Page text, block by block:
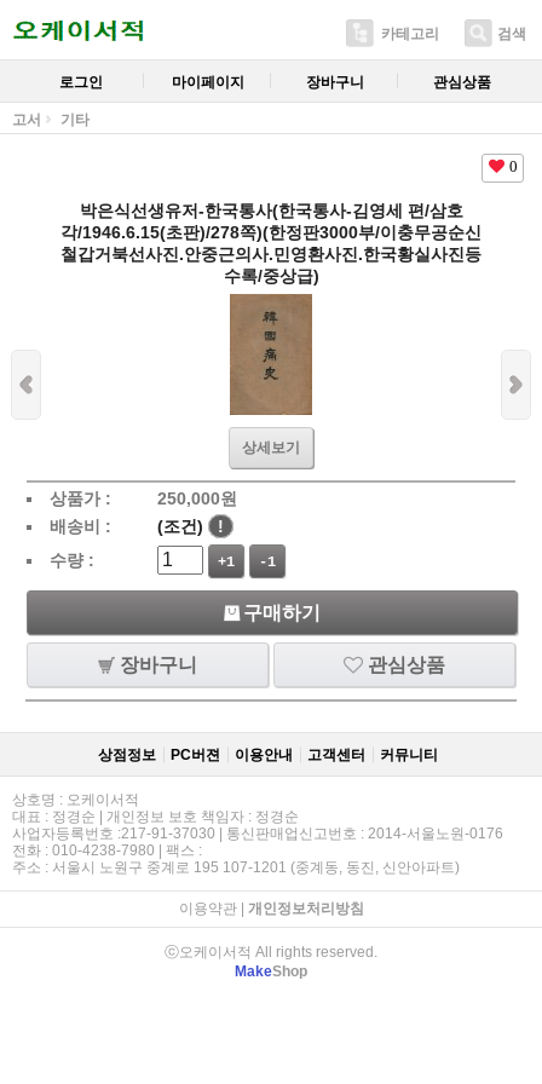
카테고리 검색
로그인 마이페이지 장바구니 관심상품
고서 기타
0
박은식선생유저-한국통사(한국통사-김영세 편/삼호
각/1946.6.15(초판)/278쪽)(한정판3000부/이충무공순신
철갑거북선사진.안중근의사.민영환사진.한국황실사진등
수록/중상급)
상세보기
상품가 : 250,000원
배송비 :
(조건)
!
수량 :
+1 -1
구매하기
장바구니 관심상품
상점정보 PC버젼 이용안내 고객센터 커뮤니티
상호명 : 오케이서적
대표 : 정경순 | 개인정보 보호 책임자 : 정경순
사업자등록번호 :217-91-37030 | 통신판매업신고번호 : 2014-서울노원-0176
전화 : 010-4238-7980 | 팩스 :
주소 : 서울시 노원구 중계로 195 107-1201 (중계동, 동진, 신안아파트)
이용약관| 개인정보처리방침
ⓒ오케이서적 All rights reserved.
MakeShop